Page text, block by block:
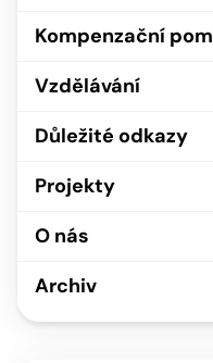
Kompenzační
Vzdělávání
Důležité odkazy
Projekty
O nás
Archiv